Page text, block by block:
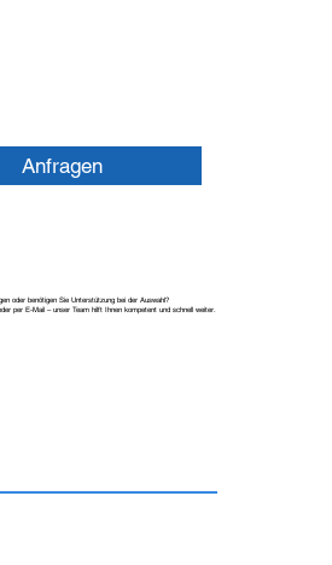
Anfragen
oder benötigen Sie Unterstützung bei der Auswahl?
per E-Mail – unser Team hilft Ihnen kompetent und schnell weiter.